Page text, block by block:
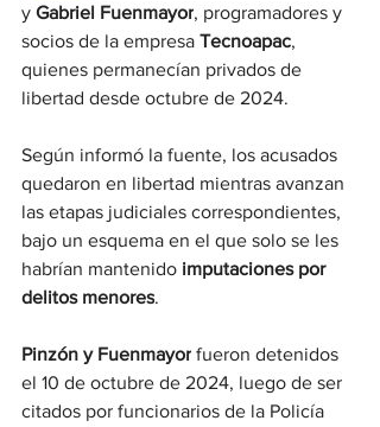
y Gabriel Fuenmayor, programadores y
socios de la empresa Tecnoapac,
quienes permanecían privados de
libertad desde octubre de 2024.
Según informó la fuente, los acusados
quedaron en libertad mientras avanzan
las etapas judiciales correspondientes,
bajo un esquema en el que solo se les
habrían mantenido imputaciones por
delitos menores.
Pinzón y Fuenmayor fueron detenidos
el 10 de octubre de 2024, luego de ser
citados por funcionarios de la Policía